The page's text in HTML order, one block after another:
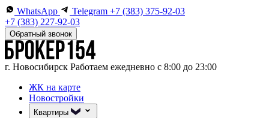
WhatsApp Telegram +7 (383) 375-92-03
+7 (383) 227-92-03
Обратный звонок
г. Новосибирск Работаем ежедневно с 8:00 до 23:00
ЖК на карте
Новостройки
Квартиры